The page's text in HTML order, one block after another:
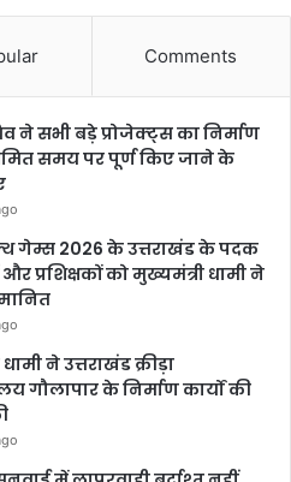
Comments
ने सभी बड़े प्रोजेक्ट्स का निर्माण
समय पर पूर्ण किए जाने के
गेम्स 2026 के उत्तराखंड के पदक
प्रशिक्षकों को मुख्यमंत्री धामी ने
ने उत्तराखंड क्रीड़ा
गौलापार के निर्माण कार्यों की